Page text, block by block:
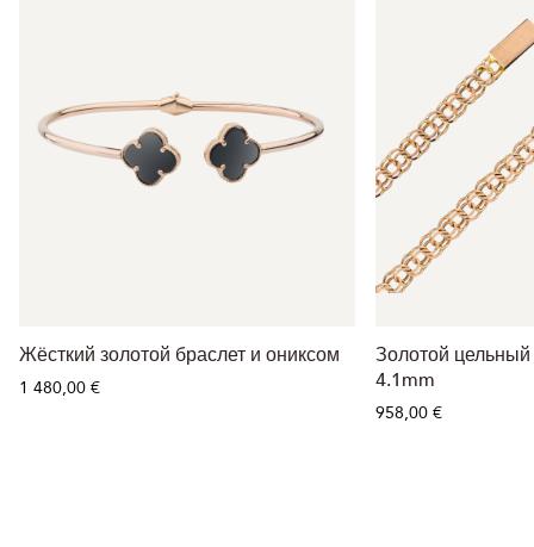
Жёсткий золотой браслет и ониксом
1 480,00 €
Золотой
4.1mm
958,00 €